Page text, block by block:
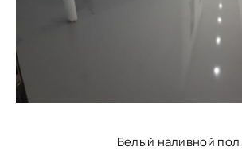
Белый наливной пол